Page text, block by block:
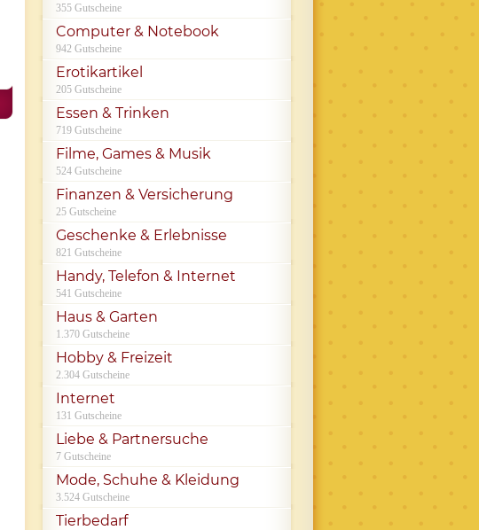
355 Gutscheine
Computer & Notebook
942 Gutscheine
Erotikartikel
205 Gutscheine
Essen & Trinken
719 Gutscheine
Filme, Games & Musik
524 Gutscheine
Finanzen & Versicherung
25 Gutscheine
Geschenke & Erlebnisse
821 Gutscheine
Handy, Telefon & Internet
541 Gutscheine
Haus & Garten
1.370 Gutscheine
Hobby & Freizeit
2.304 Gutscheine
Internet
131 Gutscheine
Liebe & Partnersuche
7 Gutscheine
Mode, Schuhe & Kleidung
3.524 Gutscheine
Tierbedarf